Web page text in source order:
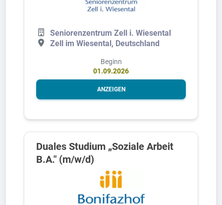
Seniorenzentrum Zell i. Wiesental
Zell im Wiesental, Deutschland
Beginn
01.09.2026
ANZEIGEN
Duales Studium „Soziale Arbeit
B.A." (m/w/d)